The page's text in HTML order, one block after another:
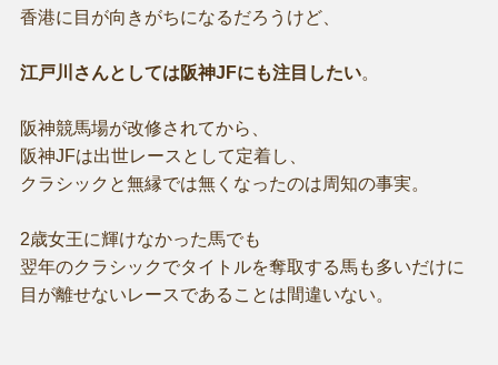
香港に目が向きがちになるだろうけど、
江戸川さんとしては阪神JFにも注目したい。
阪神競馬場が改修されてから、
阪神JFは出世レースとして定着し、
クラシックと無縁では無くなったのは周知の事実。
2歳女王に輝けなかった馬でも
翌年のクラシックでタイトルを奪取する馬も多いだけに
目が離せないレースであることは間違いない。